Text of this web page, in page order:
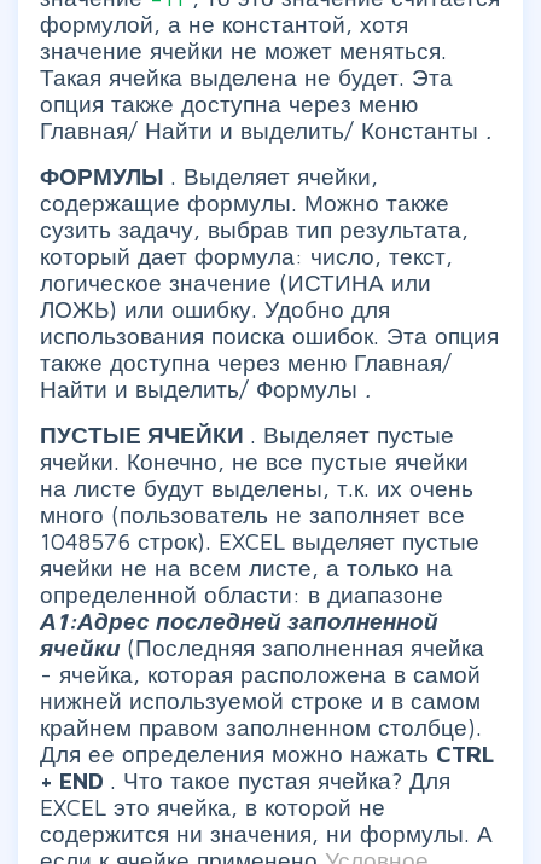
формулой, а не константой, хотя
значение ячейки не может меняться.
Такая ячейка выделена не будет. Эта
опция также доступна через меню
Главная/ Найти и выделить/ Константы .
ФОРМУЛЫ . Выделяет ячейки,
содержащие формулы. Можно также
сузить задачу, выбрав тип результата,
который дает формула: число, текст,
логическое значение (ИСТИНА или
ЛОЖЬ) или ошибку. Удобно для
использования поиска ошибок. Эта опция
также доступна через меню Главная/
Найти и выделить/ Формулы .
ПУСТЫЕ ЯЧЕЙКИ . Выделяет пустые
ячейки. Конечно, не все пустые ячейки
на листе будут выделены, т.к. их очень
много (пользователь не заполняет все
1048576 строк). EXCEL выделяет пустые
ячейки не на всем листе, а только на
определенной области: в диапазоне
А1:Адрес последней заполненной
ячейки (Последняя заполненная ячейка
- ячейка, которая расположена в самой
нижней используемой строке и в самом
крайнем правом заполненном столбце).
Для ее определения можно нажать CTRL
+ END . Что такое пустая ячейка? Для
EXCEL это ячейка, в которой не
содержится ни значения, ни формулы. А